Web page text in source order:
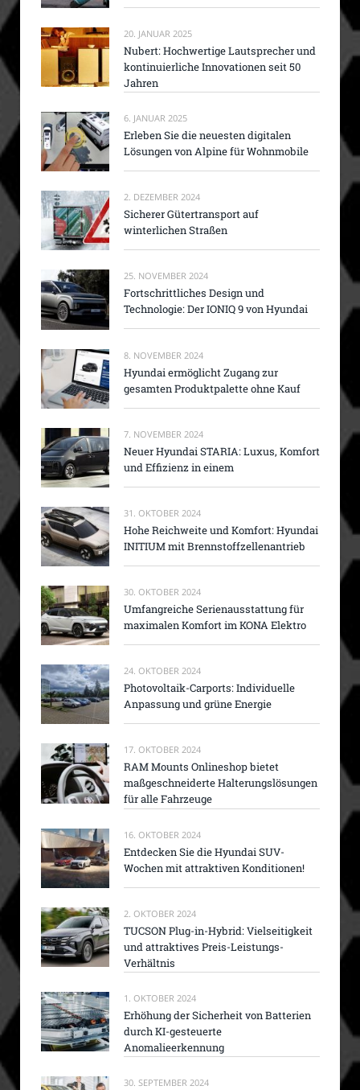
20. JANUAR 2025
Nubert: Hochwertige Lautsprecher und
kontinuierliche Innovationen seit 50
Jahren
6. JANUAR 2025
Erleben Sie die neuesten digitalen
Lösungen von Alpine für Wohnmobile
2. DEZEMBER 2024
Sicherer Gütertransport auf
winterlichen Straßen
25. NOVEMBER 2024
Fortschrittliches Design und
Technologie: Der IONIQ 9 von Hyundai
8. NOVEMBER 2024
Hyundai ermöglicht Zugang zur
gesamten Produktpalette ohne Kauf
7. NOVEMBER 2024
Neuer Hyundai STARIA: Luxus, Komfort
und Effizienz in einem
31. OKTOBER 2024
Hohe Reichweite und Komfort: Hyundai
INITIUM mit Brennstoffzellenantrieb
30. OKTOBER 2024
Umfangreiche Serienausstattung für
maximalen Komfort im KONA Elektro
24. OKTOBER 2024
Photovoltaik-Carports: Individuelle
Anpassung und grüne Energie
17. OKTOBER 2024
RAM Mounts Onlineshop bietet
maßgeschneiderte Halterungslösungen
für alle Fahrzeuge
16. OKTOBER 2024
Entdecken Sie die Hyundai SUV-
Wochen mit attraktiven Konditionen!
2. OKTOBER 2024
TUCSON Plug-in-Hybrid: Vielseitigkeit
und attraktives Preis-Leistungs-
Verhältnis
1. OKTOBER 2024
Erhöhung der Sicherheit von Batterien
durch KI-gesteuerte
Anomalieerkennung
30. SEPTEMBER 2024